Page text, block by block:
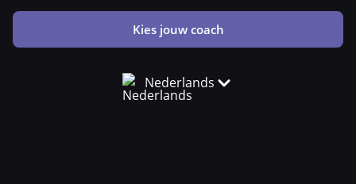
Kies jouw coach
Nederlands